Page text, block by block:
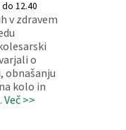
do 12.40
v zdravem
o
obnašanju
kolo in
Več >>